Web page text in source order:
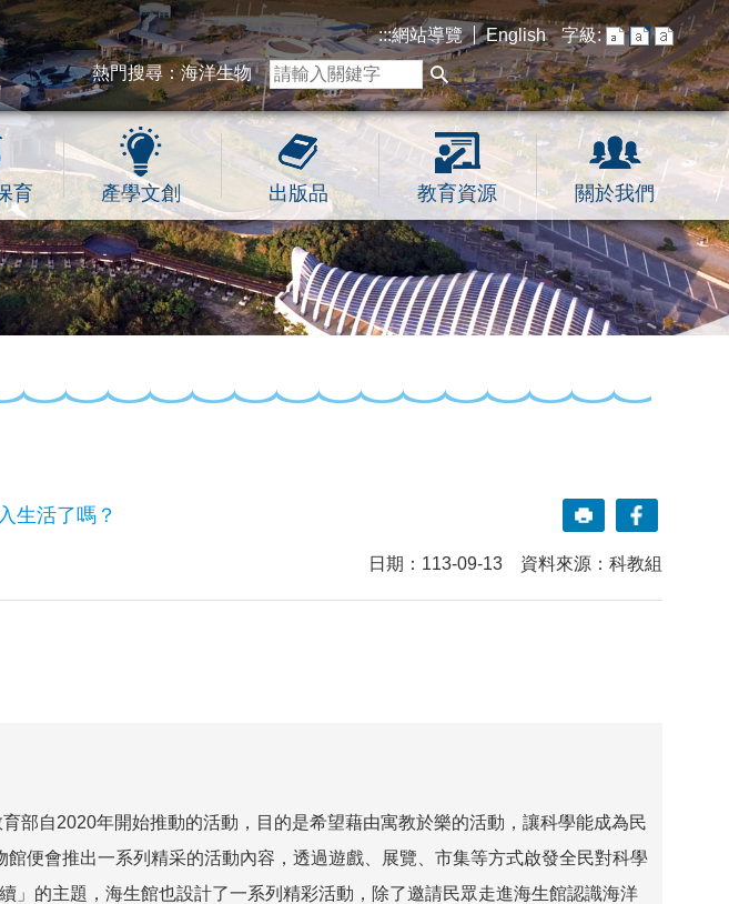
:::網站導覽 English
字級:
熱門搜尋：海洋生物
育 產學文創 出版品 教育資源 關於我們
生活了嗎？
日期：113-09-13 資料來源：科教組
部自2020年開始推動的活動，目的是希望藉由寓教於樂的活動，讓科學能成為民
館便會推出一系列精采的活動內容，透過遊戲、展覽、市集等方式啟發全民對科學
」的主題，海生館也設計了一系列精彩活動，除了邀請民眾走進海生館認識海洋